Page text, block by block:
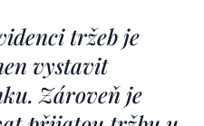
tržeb je
vystavit
Zároveň je